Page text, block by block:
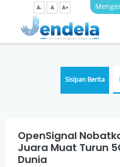
A- A A+
Berita
Sisipan Berita
OpenSignal
Juara Muat Turun
Dunia